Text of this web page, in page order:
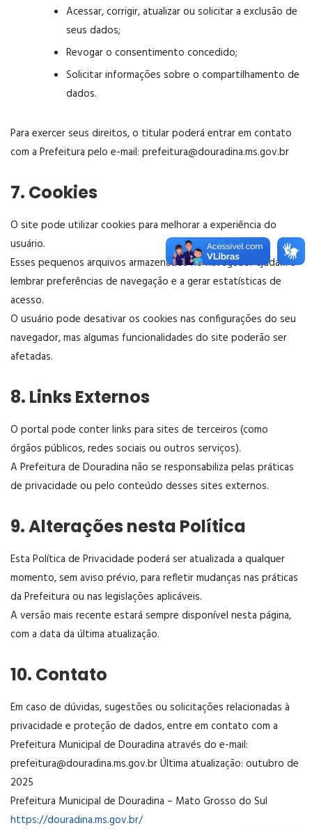
Acessar, corrigir, atualizar ou solicitar a exclusão de
seus dados;
Revogar o consentimento concedido;
Solicitar informações sobre o compartilhamento de
dados.
Para exercer seus direitos, o titular poderá entrar em contato
com a Prefeitura pelo e-mail: prefeitura@douradina.ms.gov.br
7. Cookies
O site pode utilizar cookies para melhorar a experiência do
usuário.
Esses pequenos arquivos armazenados no navegador ajudam a
lembrar preferências de navegação e a gerar estatísticas de
acesso.
O usuário pode desativar os cookies nas configurações do seu
navegador, mas algumas funcionalidades do site poderão ser
afetadas.
8. Links Externos
O portal pode conter links para sites de terceiros (como
órgãos públicos, redes sociais ou outros serviços).
A Prefeitura de Douradina não se responsabiliza pelas práticas
de privacidade ou pelo conteúdo desses sites externos.
9. Alterações nesta Política
Esta Política de Privacidade poderá ser atualizada a qualquer
momento, sem aviso prévio, para refletir mudanças nas práticas
da Prefeitura ou nas legislações aplicáveis.
A versão mais recente estará sempre disponível nesta página,
com a data da última atualização.
10. Contato
Em caso de dúvidas, sugestões ou solicitações relacionadas à
privacidade e proteção de dados, entre em contato com a
Prefeitura Municipal de Douradina através do e-mail:
prefeitura@douradina.ms.gov.brÚltima atualização: outubro de
2025
Prefeitura Municipal de Douradina – Mato Grosso do Sul
https://douradina.ms.gov.br/